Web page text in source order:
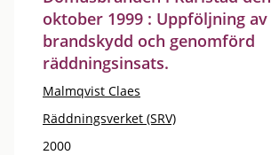
oktober 1999 : Uppföljning av
brandskydd och genomförd
räddningsinsats.
Malmqvist Claes
Räddningsverket (SRV)
2000